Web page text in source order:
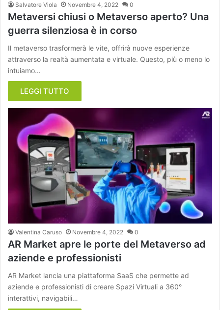
Salvatore Viola Novembre 4, 2022 0
Metaversi chiusi o Metaverso aperto? Una
guerra silenziosa è in corso
Il metaverso trasformerà le vite, offrirà nuove esperienze
attraverso la realtà aumentata e virtuale. Questo, più o meno lo
intuiamo…
LEGGI TUTTO
Valentina Caruso Novembre 4, 2022 0
AR Market apre le porte del Metaverso ad
aziende e professionisti
AR Market lancia una piattaforma SaaS che permette ad
aziende e professionisti di creare Spazi Virtuali a 360°
interattivi, navigabili…